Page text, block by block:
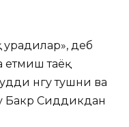
урадилар», деб
етмиш таёқ
нгу тушни ва
Бакр Сиддикдан